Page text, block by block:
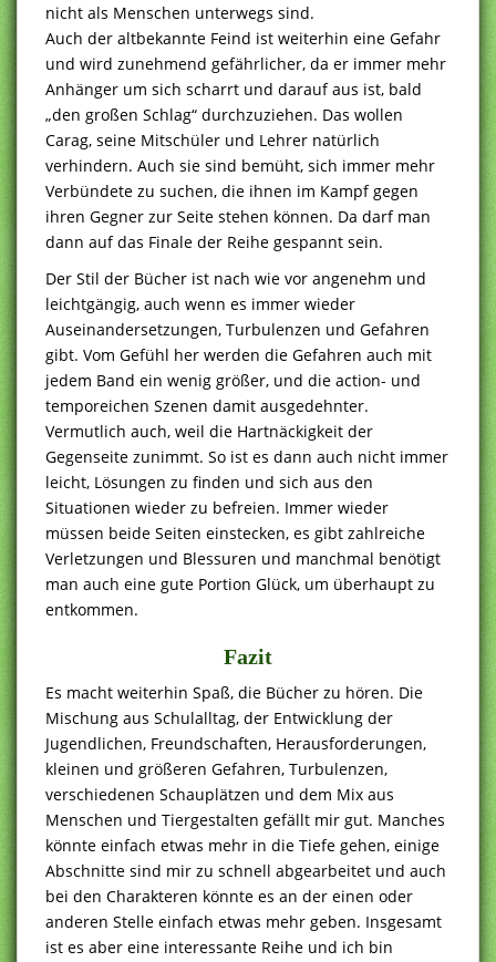
nicht als Menschen unterwegs sind.
Auch der altbekannte Feind ist weiterhin eine Gefahr
und wird zunehmend gefährlicher, da er immer mehr
Anhänger um sich scharrt und darauf aus ist, bald
„den großen Schlag“ durchzuziehen. Das wollen
Carag, seine Mitschüler und Lehrer natürlich
verhindern. Auch sie sind bemüht, sich immer mehr
Verbündete zu suchen, die ihnen im Kampf gegen
ihren Gegner zur Seite stehen können. Da darf man
dann auf das Finale der Reihe gespannt sein.
Der Stil der Bücher ist nach wie vor angenehm und
leichtgängig, auch wenn es immer wieder
Auseinandersetzungen, Turbulenzen und Gefahren
gibt. Vom Gefühl her werden die Gefahren auch mit
jedem Band ein wenig größer, und die action- und
temporeichen Szenen damit ausgedehnter.
Vermutlich auch, weil die Hartnäckigkeit der
Gegenseite zunimmt. So ist es dann auch nicht immer
leicht, Lösungen zu finden und sich aus den
Situationen wieder zu befreien. Immer wieder
müssen beide Seiten einstecken, es gibt zahlreiche
Verletzungen und Blessuren und manchmal benötigt
man auch eine gute Portion Glück, um überhaupt zu
entkommen.
Fazit
Es macht weiterhin Spaß, die Bücher zu hören. Die
Mischung aus Schulalltag, der Entwicklung der
Jugendlichen, Freundschaften, Herausforderungen,
kleinen und größeren Gefahren, Turbulenzen,
verschiedenen Schauplätzen und dem Mix aus
Menschen und Tiergestalten gefällt mir gut. Manches
könnte einfach etwas mehr in die Tiefe gehen, einige
Abschnitte sind mir zu schnell abgearbeitet und auch
bei den Charakteren könnte es an der einen oder
anderen Stelle einfach etwas mehr geben. Insgesamt
ist es aber eine interessante Reihe und ich bin